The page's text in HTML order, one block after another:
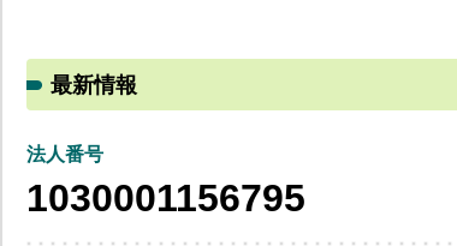
最新情報
法人番号
1030001156795